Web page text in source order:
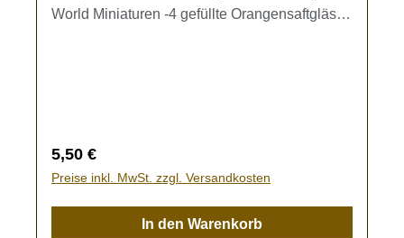
World Miniaturen -4 gefüllte Orangensaftgläser
Regulärer Preis:
5,50 €
Preise inkl. MwSt. zzgl. Versandkosten
In den Warenkorb